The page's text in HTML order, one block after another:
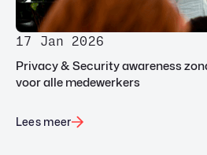
17 Jan 2026
Privacy & Security awareness
voor alle medewerkers
Lees meer